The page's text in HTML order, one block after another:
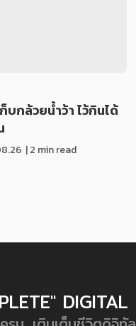
บกล้วยน้ำว้า ไว้กินได้
| 2 min read
DIGITAL